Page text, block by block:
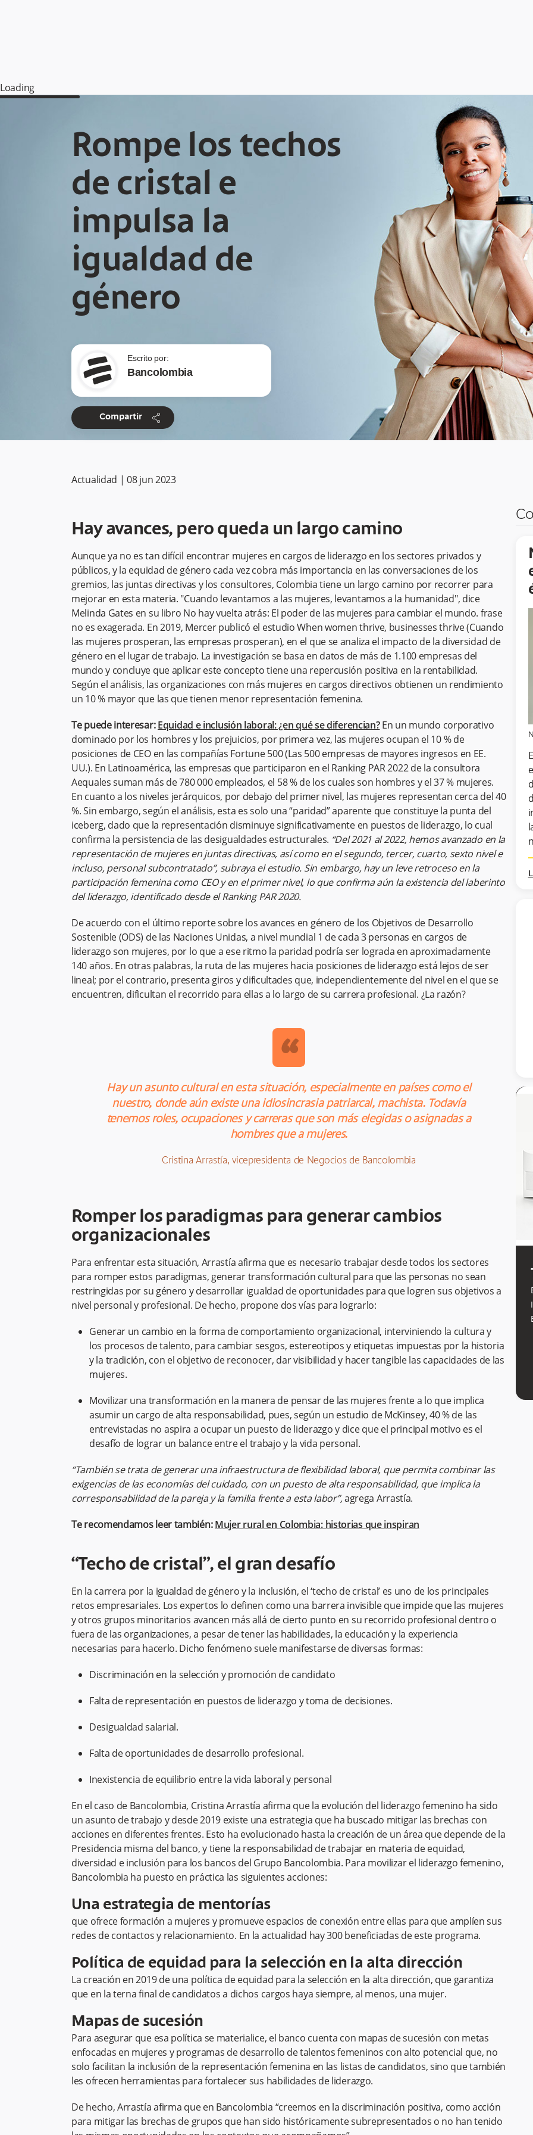
Loading
Rompe los techos
de cristal e
impulsa la
igualdad de
género
Escrito por:
Bancolombia
Compartir share
Actualidad | 08 jun 2023
Hay avances, pero queda un largo camino
Aunque ya no es tan difícil encontrar mujeres en cargos de liderazgo en los sectores privados y
públicos, y la equidad de género cada vez cobra más importancia en las conversaciones de los
gremios, las juntas directivas y los consultores, Colombia tiene un largo camino por recorrer para
mejorar en esta materia. "Cuando levantamos a las mujeres, levantamos a la humanidad", dice
Melinda Gates en su libro No hay vuelta atrás: El poder de las mujeres para cambiar el mundo. frase
no es exagerada. En 2019, Mercer publicó el estudio When women thrive, businesses thrive (Cuando
las mujeres prosperan, las empresas prosperan), en el que se analiza el impacto de la diversidad de
género en el lugar de trabajo. La investigación se basa en datos de más de 1.100 empresas del
mundo y concluye que aplicar este concepto tiene una repercusión positiva en la rentabilidad.
Según el análisis, las organizaciones con más mujeres en cargos directivos obtienen un rendimiento
un 10 % mayor que las que tienen menor representación femenina.
Te puede interesar: Equidad e inclusión laboral: ¿en qué se diferencian?En un mundo corporativo
dominado por los hombres y los prejuicios, por primera vez, las mujeres ocupan el 10 % de
posiciones de CEO en las compañías Fortune 500 (Las 500 empresas de mayores ingresos en EE.
UU.). En Latinoamérica, las empresas que participaron en el Ranking PAR 2022 de la consultora
Aequales suman más de 780 000 empleados, el 58 % de los cuales son hombres y el 37 % mujeres.
En cuanto a los niveles jerárquicos, por debajo del primer nivel, las mujeres representan cerca del 40
%. Sin embargo, según el análisis, esta es solo una “paridad” aparente que constituye la punta del
iceberg, dado que la representación disminuye significativamente en puestos de liderazgo, lo cual
confirma la persistencia de las desigualdades estructurales. “Del 2021 al 2022, hemos avanzado en la
representación de mujeres en juntas directivas, así como en el segundo, tercer, cuarto, sexto nivel e
incluso, personal subcontratado”, subraya el estudio. Sin embargo, hay un leve retroceso en la
participación femenina como CEO y en el primer nivel, lo que confirma aún la existencia del laberinto
del liderazgo, identificado desde el Ranking PAR 2020.
De acuerdo con el último reporte sobre los avances en género de los Objetivos de Desarrollo
Sostenible (ODS) de las Naciones Unidas, a nivel mundial 1 de cada 3 personas en cargos de
liderazgo son mujeres, por lo que a ese ritmo la paridad podría ser lograda en aproximadamente
140 años. En otras palabras, la ruta de las mujeres hacia posiciones de liderazgo está lejos de ser
lineal; por el contrario, presenta giros y dificultades que, independientemente del nivel en el que se
encuentren, dificultan el recorrido para ellas a lo largo de su carrera profesional. ¿La razón?
“
Hay un asunto cultural en esta situación, especialmente en países como el
nuestro, donde aún existe una idiosincrasia patriarcal, machista. Todavía
tenemos roles, ocupaciones y carreras que son más elegidas o asignadas a
hombres que a mujeres.
Cristina Arrastía, vicepresidenta de Negocios de Bancolombia
Romper los paradigmas para generar cambios
organizacionales
Para enfrentar esta situación, Arrastía afirma que es necesario trabajar desde todos los sectores
para romper estos paradigmas, generar transformación cultural para que las personas no sean
restringidas por su género y desarrollar igualdad de oportunidades para que logren sus objetivos a
nivel personal y profesional. De hecho, propone dos vías para lograrlo:
Generar un cambio en la forma de comportamiento organizacional, interviniendo la cultura y
los procesos de talento, para cambiar sesgos, estereotipos y etiquetas impuestas por la historia
y la tradición, con el objetivo de reconocer, dar visibilidad y hacer tangible las capacidades de las
mujeres.
Movilizar una transformación en la manera de pensar de las mujeres frente a lo que implica
asumir un cargo de alta responsabilidad, pues, según un estudio de McKinsey, 40 % de las
entrevistadas no aspira a ocupar un puesto de liderazgo y dice que el principal motivo es el
desafío de lograr un balance entre el trabajo y la vida personal.
“También se trata de generar una infraestructura de flexibilidad laboral, que permita combinar las
exigencias de las economías del cuidado, con un puesto de alta responsabilidad, que implica la
corresponsabilidad de la pareja y la familia frente a esta labor”,agrega Arrastía.
Te recomendamos leer también: Mujer rural en Colombia: historias que inspiran
“Techo de cristal”, el gran desafío
En la carrera por la igualdad de género y la inclusión, el ‘techo de cristal’ es uno de los principales
retos empresariales. Los expertos lo definen como una barrera invisible que impide que las mujeres
y otros grupos minoritarios avancen más allá de cierto punto en su recorrido profesional dentro o
fuera de las organizaciones, a pesar de tener las habilidades, la educación y la experiencia
necesarias para hacerlo. Dicho fenómeno suele manifestarse de diversas formas:
Discriminación en la selección y promoción de candidato
Falta de representación en puestos de liderazgo y toma de decisiones.
Desigualdad salarial.
Falta de oportunidades de desarrollo profesional.
Inexistencia de equilibrio entre la vida laboral y personal
En el caso de Bancolombia, Cristina Arrastía afirma que la evolución del liderazgo femenino ha sido
un asunto de trabajo y desde 2019 existe una estrategia que ha buscado mitigar las brechas con
acciones en diferentes frentes. Esto ha evolucionado hasta la creación de un área que depende de la
Presidencia misma del banco, y tiene la responsabilidad de trabajar en materia de equidad,
diversidad e inclusión para los bancos del Grupo Bancolombia. Para movilizar el liderazgo femenino,
Bancolombia ha puesto en práctica las siguientes acciones:
Una estrategia de mentorías
que ofrece formación a mujeres y promueve espacios de conexión entre ellas para que amplíen sus
redes de contactos y relacionamiento. En la actualidad hay 300 beneficiadas de este programa.
Política de equidad para la selección en la alta dirección
La creación en 2019 de una política de equidad para la selección en la alta dirección, que garantiza
que en la terna final de candidatos a dichos cargos haya siempre, al menos, una mujer.
Mapas de sucesión
Para asegurar que esa política se materialice, el banco cuenta con mapas de sucesión con metas
enfocadas en mujeres y programas de desarrollo de talentos femeninos con alto potencial que, no
solo facilitan la inclusión de la representación femenina en las listas de candidatos, sino que también
les ofrecen herramientas para fortalecer sus habilidades de liderazgo.
De hecho, Arrastía afirma que en Bancolombia “creemos en la discriminación positiva, como acción
para mitigar las brechas de grupos que han sido históricamente subrepresentados o no han tenido